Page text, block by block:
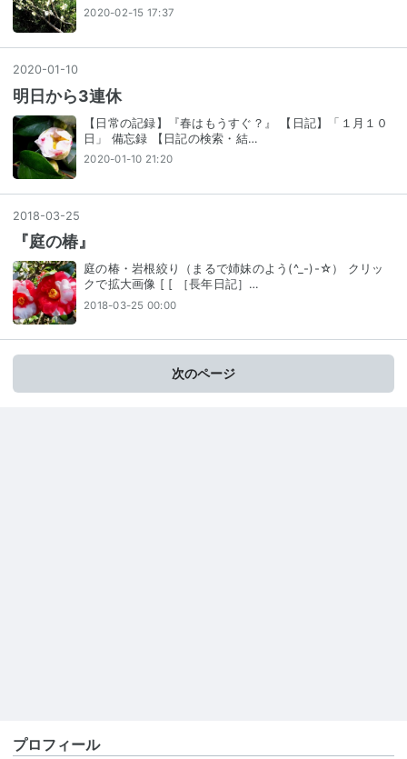
2020-02-15 17:37
2020-01 -10
明日から3連休
【日常の記録】『春はもうすぐ？』 【日記】「１月１０
日」 備忘録 【日記の検索・結…
2020-01-10 21:20
2018-03-25
『庭の椿』
庭の椿・岩根絞り（まるで姉妹のよう(^_-)-☆） クリッ
クで拡大画像 [ [ ［長年日記］…
2018-03-25 00:00
次のページ
プロフィール